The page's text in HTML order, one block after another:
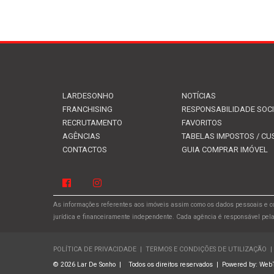
LARDESONHO
FRANCHISING
RECRUTAMENTO
AGÊNCIAS
CONTACTOS
NOTÍCIAS
RESPONSABILIDADE
FAVORITOS
TABELAS IMPOSTOS /
GUIA COMPRAR IMÓVEL
As informações referentes aos imóveis assim como os dados pessoais e
jurídica e financeiramente independente. Cada agência é responsável
POLÍTICA DE PRIVACIDADE TERMOS E CONDIÇÕES DE UTILIZAÇÃO
© 2026 Lar De Sonho
Todos os direitos reservados Powered by: